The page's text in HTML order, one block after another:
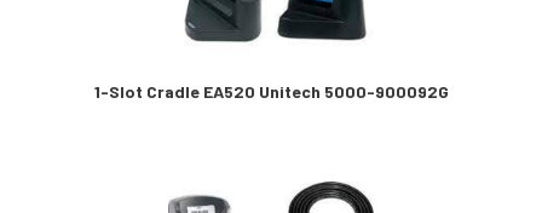
1-Slot Cradle EA520 Unitech 5000-900092G